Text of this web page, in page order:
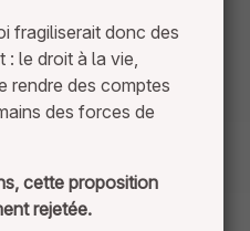
fragiliserait donc des
: le droit à la vie,
rendre des comptes
des forces de
cette proposition
rejetée.